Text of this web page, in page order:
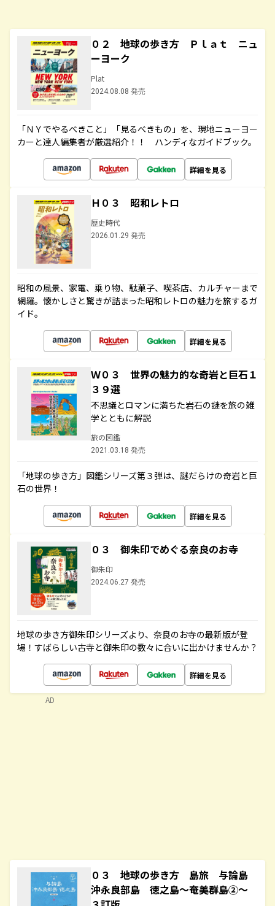
０２ 地球の歩き方 Ｐｌａｔ ニュ
ーヨーク
Plat
2024.08.08 発売
「ＮＹでやるべきこと」「見るべきもの」を、現地ニューヨー
カーと達人編集者が厳選紹介！！ ハンディなガイドブック。
詳細を見る
Ｈ０３ 昭和レトロ
歴史時代
2026.01.29 発売
昭和の風景、家電、乗り物、駄菓子、喫茶店、カルチャーまで
網羅。懐かしさと驚きが詰まった昭和レトロの魅力を旅するガ
イド。
詳細を見る
Ｗ０３ 世界の魅力的な奇岩と巨石１
３９選
不思議とロマンに満ちた岩石の謎を旅の雑
学とともに解説
旅の図鑑
2021.03.18 発売
「地球の歩き方」図鑑シリーズ第３弾は、謎だらけの奇岩と巨
石の世界！
詳細を見る
０３ 御朱印でめぐる奈良のお寺
御朱印
2024.06.27 発売
地球の歩き方御朱印シリーズより、奈良のお寺の最新版が登
場！すばらしい古寺と御朱印の数々に合いに出かけませんか？
詳細を見る
０３ 地球の歩き方 島旅 与論島
沖永良部島 徳之島～奄美群島②～
AD